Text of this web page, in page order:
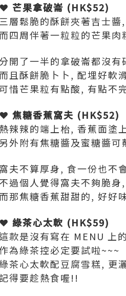
❤ 芒果拿破崙 (HK$52)
三層鬆脆的酥餅夾著吉士醬
而四周伴著一粒粒的芒果
開了一半的拿破崙都沒有
而且酥餅脆卜卜, 配埋好軟
惜芒果粒有點酸, 有點不
❤ 焦糖香蕉窩夫 (HK$52)
熱辣辣的端上枱, 香蕉面塗
另外附有焦糖醬及蜜糖醬可
窩夫不算厚身, 食一份也不
過個人覺得窩夫不夠脆
而那焦糖香蕉甜甜的, 好好
❤ 綠茶心太軟 (HK$59)
這款是沒有寫在 MENU 上
為綠茶控必定要試啦~~~
茶心太軟配豆腐雪糕, 更
得要趁熱食喔!!